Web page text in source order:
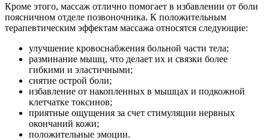
Кроме этого, массаж отлично помогает в избавлении от боли
поясничном отделе позвоночника. К положительным
терапевтическим эффектам массажа относятся следующие:
улучшение кровоснабжения больной части тела;
разминание мышц, что делает их и связки более
гибкими и эластичными;
снятие острой боли;
избавление от накопленных в мышцах и подкожной
клетчатке токсинов;
приятные ощущения за счет стимуляции нервных
окончаний кожи;
положительные эмоции.